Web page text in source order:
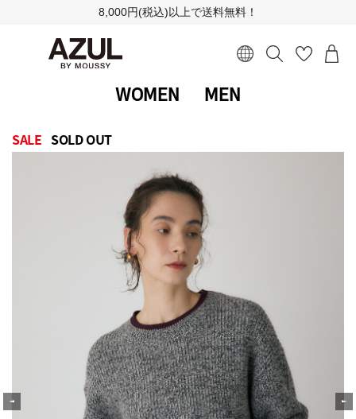
8,000円(税込)以上で送料無料！
WOMEN MEN
SALE SOLD OUT